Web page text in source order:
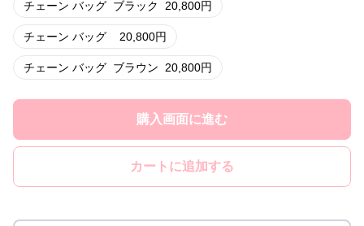
チェーン バッグ ブラック 20,800円
チェーン バッグ 20,800円
チェーン バッグ ブラウン 20,800円
購入画面に進む
カートに追加する